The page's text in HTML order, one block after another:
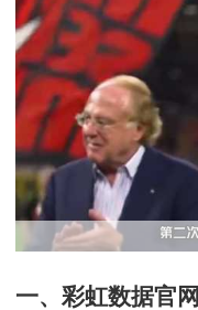
一、彩虹数据官网